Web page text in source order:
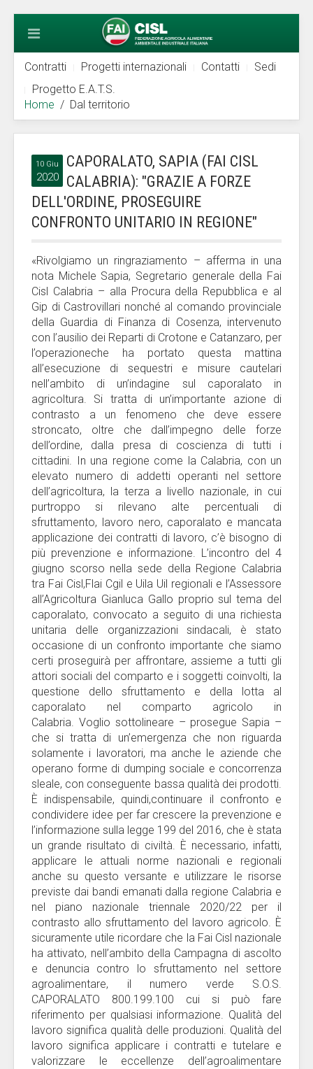
Contratti Progetti internazionali Contatti
Sedi
Progetto E.A.T.S.
Home
Dal territorio
10 Giu
2020
CAPORALATO, SAPIA (FAI CISL
CALABRIA): "GRAZIE A FORZE
DELL'ORDINE, PROSEGUIRE
CONFRONTO UNITARIO IN REGIONE"
«Rivolgiamo un ringraziamento – afferma in una
nota Michele Sapia, Segretario generale della Fai
Cisl Calabria – alla Procura della Repubblica e al
Gip di Castrovillari nonché al comando provinciale
della Guardia di Finanza di Cosenza, intervenuto
con l’ausilio dei Reparti di Crotone e Catanzaro, per
l’operazioneche ha portato questa mattina
all’esecuzione di sequestri e misure cautelari
nell’ambito di un’indagine sul caporalato in
agricoltura. Si tratta di un’importante azione di
contrasto a un fenomeno che deve essere
stroncato, oltre che dall’impegno delle forze
dell’ordine, dalla presa di coscienza di tutti i
cittadini. In una regione come la Calabria, con un
elevato numero di addetti operanti nel settore
dell’agricoltura, la terza a livello nazionale, in cui
purtroppo si rilevano alte percentuali di
sfruttamento, lavoro nero, caporalato e mancata
applicazione dei contratti di lavoro, c’è bisogno di
più prevenzione e informazione. L’incontro del 4
giugno scorso nella sede della Regione Calabria
tra Fai Cisl,Flai Cgil e Uila Uil regionali e l’Assessore
all’Agricoltura Gianluca Gallo proprio sul tema del
caporalato, convocato a seguito di una richiesta
unitaria delle organizzazioni sindacali, è stato
occasione di un confronto importante che siamo
certi proseguirà per affrontare, assieme a tutti gli
attori sociali del comparto e i soggetti coinvolti, la
questione dello sfruttamento e della lotta al
caporalato nel comparto agricolo in
Calabria. Voglio sottolineare – prosegue Sapia –
che si tratta di un’emergenza che non riguarda
solamente i lavoratori, ma anche le aziende che
operano forme di dumping sociale e concorrenza
sleale, con conseguente bassa qualità dei prodotti.
È indispensabile, quindi,continuare il confronto e
condividere idee per far crescere la prevenzione e
l’informazione sulla legge 199 del 2016, che è stata
un grande risultato di civiltà. È necessario, infatti,
applicare le attuali norme nazionali e regionali
anche su questo versante e utilizzare le risorse
previste dai bandi emanati dalla regione Calabria e
nel piano nazionale triennale 2020/22 per il
contrasto allo sfruttamento del lavoro agricolo. È
sicuramente utile ricordare che la Fai Cisl nazionale
ha attivato, nell’ambito della Campagna di ascolto
e denuncia contro lo sfruttamento nel settore
agroalimentare, il numero verde S.O.S.
CAPORALATO 800.199.100 cui si può fare
riferimento per qualsiasi informazione. Qualità del
lavoro significa qualità delle produzioni. Qualità del
lavoro significa applicare i contratti e tutelare e
valorizzare le eccellenze dell’agroalimentare